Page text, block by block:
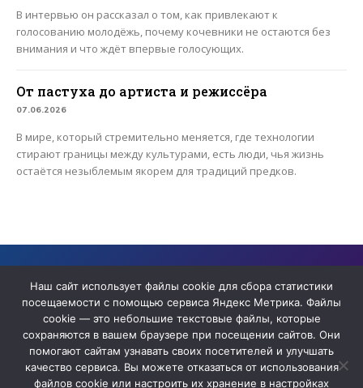
В интервью он рассказал о том, как привлекают к
голосованию молодёжь, почему кочевники не остаются без
внимания и что ждёт впервые голосующих.
От пастуха до артиста и режиссёра
07.06.2026
В мире, который стремительно меняется, где технологии
стирают границы между культурами, есть люди, чья жизнь
остаётся незыблемым якорем для традиций предков.
прекратившего деятельность в качестве СМИ
Наш сайт использует файлы cookie для сбора статистики
посещаемости с помощью сервиса Яндекс Метрика. Файлы
cookie — это небольшие текстовые файлы, которые
сохраняются в вашем браузере при посещении сайтов. Они
помогают сайтам узнавать своих посетителей и улучшать
качество сервиса. Вы можете отказаться от использования
файлов cookie или настроить их хранение в настройках